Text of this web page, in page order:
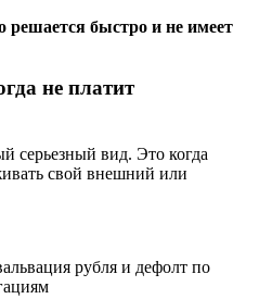
решается быстро и не имеет
не платит
серьезный вид. Это когда
свой внешний или
рубля и дефолт по